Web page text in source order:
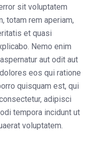
sit voluptatem
totam rem aperiam,
et quasi
Nemo enim
aut odit aut
eos qui ratione
quisquam est, qui
adipisci
tempora incidunt ut
voluptatem.